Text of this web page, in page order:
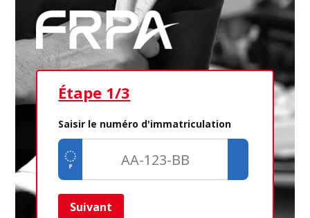
Étape 1/3
Saisir le numéro d'immatriculation
Suivant